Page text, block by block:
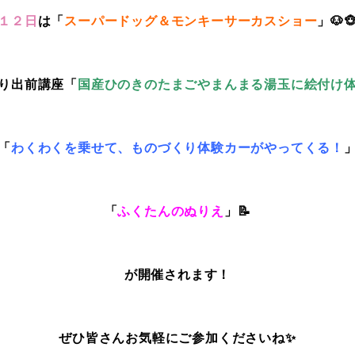
２日 は「 スーパードッグ＆モンキーサーカスショー 」
出前講座「 国産ひのきのたまごやまんまる湯玉に絵付け
わくわくを乗せて、ものづくり体験カーがやってくる！ 」
「ふくたんのぬりえ 」📝
が開催されます！
ぜひ皆さんお気軽にご参加くださいね✨